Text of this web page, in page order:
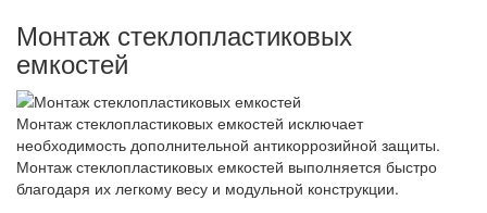
Монтаж стеклопластиковых
емкостей
Монтаж стеклопластиковых емкостей исключает
необходимость дополнительной антикоррозийной защиты.
Монтаж стеклопластиковых емкостей выполняется быстро
благодаря их легкому весу и модульной конструкции.